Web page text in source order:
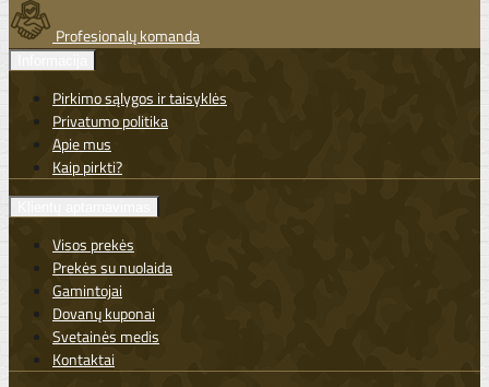
Profesionalų komanda
Pirkimo sąlygos ir taisyklės
Privatumo politika
Apie mus
Kaip pirkti?
Visos prekės
Prekės su nuolaida
Gamintojai
Dovanų kuponai
Svetainės medis
Kontaktai